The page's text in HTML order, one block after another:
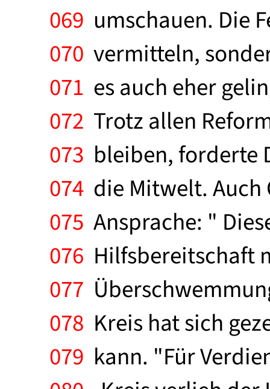
069 umschauen. Die
070 vermitteln,
071 es auch eher
072 Trotz allen
073 bleiben, forderte
074 die Mitwelt.
075 Ansprache: "
076 Hilfsbereitschaft
077
078 Kreis hat sich
079 kann. "Für